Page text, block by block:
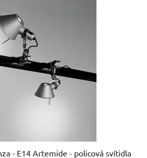
- E14 Artemide - policová svítidla